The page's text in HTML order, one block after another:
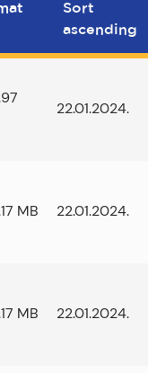
Sort
ascending
22.01.2024.
MB 22.01.2024.
MB 22.01.2024.